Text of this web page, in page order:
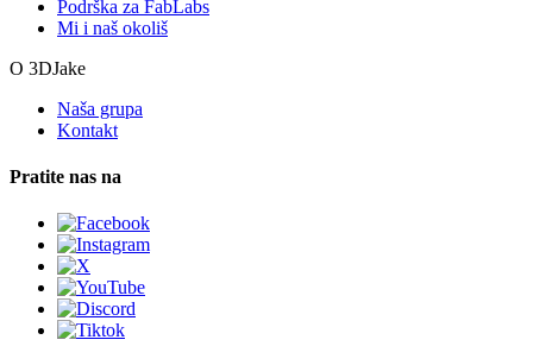
Podrška za FabLabs
Mi i naš okoliš
O 3DJake
Naša grupa
Kontakt
Pratite nas na